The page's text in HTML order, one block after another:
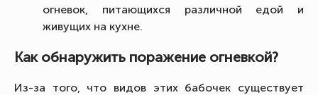
огневок, питающихся различной едой и
живущих на кухне.
Как обнаружить поражение огневкой?
Из-за того, что видов этих бабочек существует